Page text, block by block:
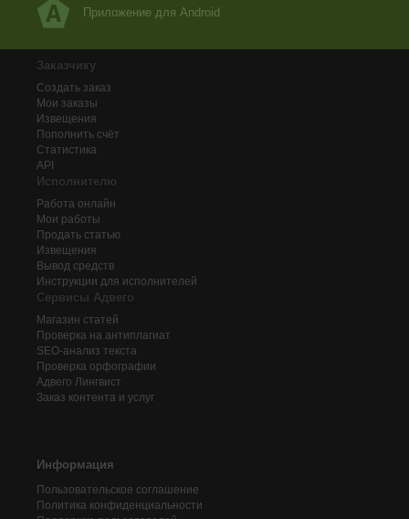
Приложение для Android
Заказчику
Создать заказ
Мои заказы
Извещения
Пополнить счёт
Статистика
API
Исполнителю
Работа онлайн
Мои работы
Продать статью
Извещения
Вывод средств
Инструкции для исполнителей
Сервисы Адвего
Магазин статей
Проверка на антиплагиат
SEO-анализ текста
Проверка орфографии
Адвего Лингвист
Заказ контента и услуг
Информация
Пользовательское соглашение
Политика конфиденциальности